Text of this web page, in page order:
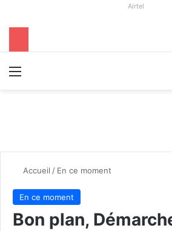
Airtel
Accueil / En ce moment
En ce moment
Bon plan,